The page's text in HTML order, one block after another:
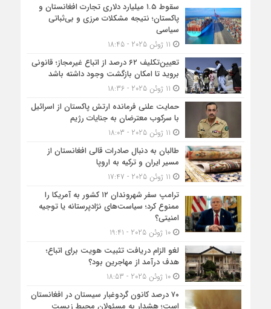
سقوط ۱.۵ میلیارد دلاری تجارت افغانستان و
پاکستان؛ نتیجه مشکلات مرزی و بی‌ثباتی
سیاسی
تعیین‌تکلیف ۶۲ درصد از اتباع غیرمجاز؛ قانونی
بروید تا امکان بازگشت وجود داشته باشد
حمایت علنی فرمانده ارتش پاکستان از اسرائیل
با سرکوب معترضان به جنایات رژیم
طالبان به دنبال صادرات قالی افغانستان از
مسیر ایران و ترکیه به اروپا
ترامپ سفر شهروندان ۱۲ کشور به آمریکا را
ممنوع کرد؛ سیاست‌های نژادپرستانه یا توجیه
امنیتی؟
10 ژوئن 2025 - 19:41
لغو الزام دریافت تثبیت هویت برای اتباع؛
هدف درآمد از مهاجرین بود؟
10 ژوئن 2025 - 18:53
۷۰ درصد کانون گردوغبار سیستان در افغانستان
است؛ هشدار به مسئولان محیط زیست